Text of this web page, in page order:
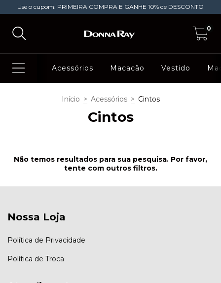
Use o cupom: PRIMEIRA COMPRA E GANHE 10% de DESCONTO
0
Acessórios Macacão Vestido
Início > Acessórios > Cintos
Cintos
Não temos resultados para sua pesquisa. Por favor,
tente com outros filtros.
Nossa Loja
Política de Privacidade
Política de Troca